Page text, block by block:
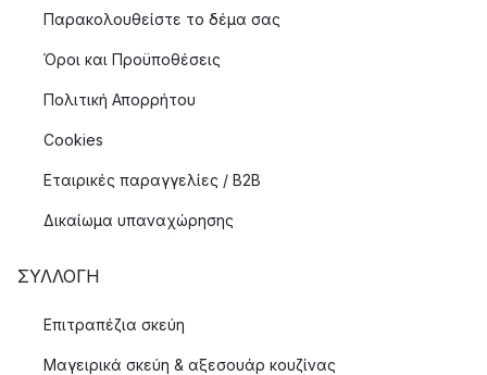
Παρακολουθείστε το δέμα σας
Όροι και Προϋποθέσεις
Πολιτική Απορρήτου
Cookies
Εταιρικές παραγγελίες / B2B
Δικαίωμα υπαναχώρησης
ΣΥΛΛΟΓΉ
Επιτραπέζια σκεύη
Μαγειρικά σκεύη & αξεσουάρ κουζίνας